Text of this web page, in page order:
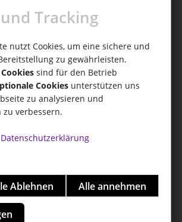
innovativen Ideen inspirieren
deine App einzigartig.
Tracking
nutzt Cookies, um eine sichere und
zu gewährleisten.
sind für den Betrieb
Cookies unterstützen uns
zu analysieren und
verbessern.
Datenschutzerklärung